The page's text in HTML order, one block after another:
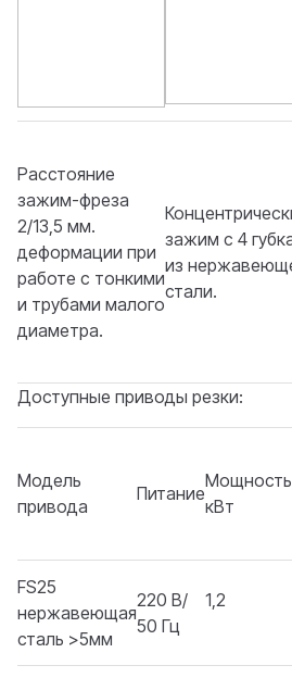
Расстояние
зажим-фреза
2/13,5 мм.
деформации при
работе с тонкими
и трубами малого
диаметра.
зажим с 4
из
стали.
Доступные приводы резки:
Модель
привода
Питание
кВт
FS25
нержавеющая
сталь >5мм
220 В/
50 Гц
1,2